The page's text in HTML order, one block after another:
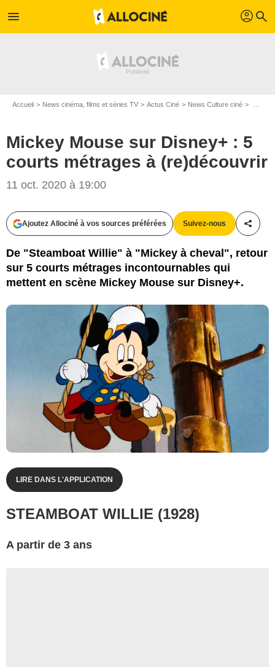
menu profil search
Accueil News cinéma, films et séries TV Actus Ciné News Culture ciné
Mickey Mouse sur Disney+ : 5
courts métrages à (re)découvrir
11 oct. 2020 à 19:00
Ajoutez Allociné à vos sources préférées Suivez-nous
De "Steamboat Willie" à "Mickey à cheval", retour
sur 5 courts métrages incontournables qui
mettent en scène Mickey Mouse sur Disney+.
Walt Disney Animation Studios
LIRE DANS L'APPLICATION
STEAMBOAT WILLIE (1928)
A partir de 3 ans